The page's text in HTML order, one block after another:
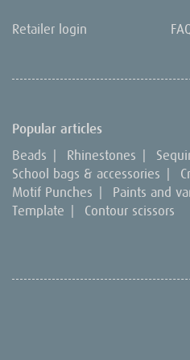
Retailer login
Popular articles
Beads Rhinestones
School bags & accessories
Motif Punches
Paints and
Template
Contour scissors